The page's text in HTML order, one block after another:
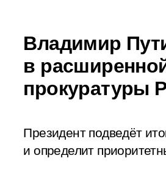
Владимир
в
прокуратуры
Президент подведёт
и определит